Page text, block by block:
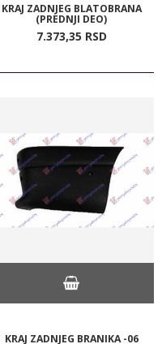
KRAJ ZADNJEG BLATOBRANA
(PREDNJI DEO)
7.373,35 RSD
KRAJ ZADNJEG BRANIKA -06